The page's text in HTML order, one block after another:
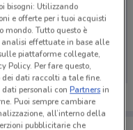
pubblicato
più tardi.
bisogni: Utilizzando
e offerte per i tuoi acquisti
Tutto questo è
analisi effettuate in base alle
piattaforme collegate,
Policy. Per fare questo,
dei dati raccolti a tale fine.
dati personali conPartnersin
Puoi sempre cambiare
all’interno della
pubblicitarie che